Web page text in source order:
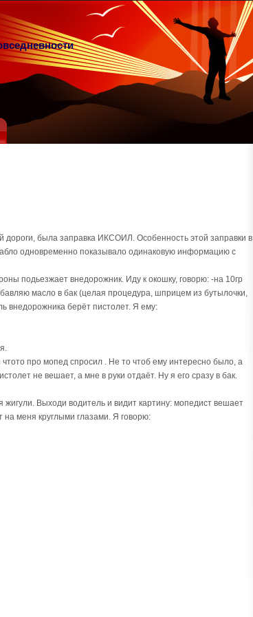
была заправка ИКСОИЛ. Особенность этой заправки в
одновременно показывало одинаковую информацию с
подьезжает внедорожник. Иду к окошку, говорю: -на 10гр
масло в бак (целая процедура, шприцем из бутылочки,
внедорожника берёт пистолет. Я ему:
про мопед спросил . Не то чтоб ему интересно было, а
не вешает, а мне в руки отдаёт. Ну я его сразу в бак.
жигули. Выходи водитель и видит картину: мопедист вешает
на меня круглыми глазами. Я говорю: